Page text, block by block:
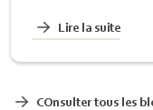
Lire la suite
COnsulter tous les